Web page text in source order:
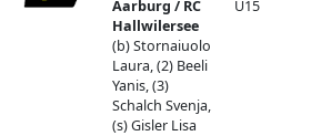
Aarburg / RC
Hallwilersee
(b) Stornaiuolo
Laura, (2) Beeli
Yanis, (3)
Schalch Svenja,
(s) Gisler Lisa
U15